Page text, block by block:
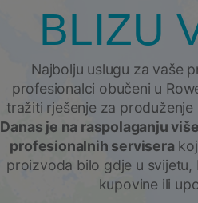
BLIZU
Najbolju uslugu za vaše
profesionalci obučeni u
tražiti rješenje za
Danas je na raspolaganju
profesionalnih servisera
proizvoda bilo gdje u svijetu,
kupovine ili